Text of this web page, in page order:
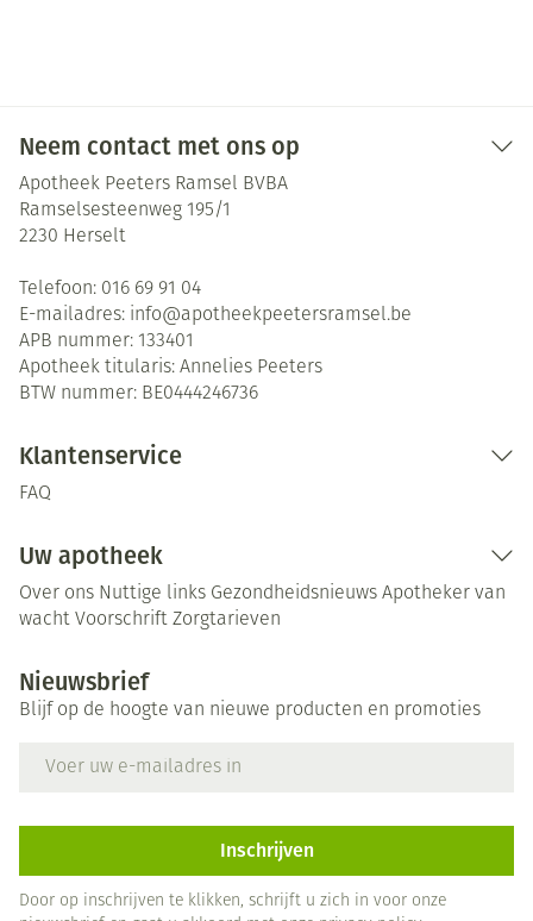
Neem contact met ons op
Apotheek Peeters Ramsel BVBA
Ramselsesteenweg 195/1
2230 Herselt
Telefoon: 016 69 91 04
E-mailadres: info@apotheekpeetersramsel.be
APB nummer: 133401
Apotheek titularis: Annelies Peeters
BTW nummer: BE0444246736
Klantenservice
FAQ
Uw apotheek
Over ons Nuttige links Gezondheidsnieuws Apotheker van
wacht Voorschrift Zorgtarieven
Nieuwsbrief
Blijf op de hoogte van nieuwe producten en promoties
Inschrijven
Door op inschrijven te klikken, schrijft u zich in voor onze